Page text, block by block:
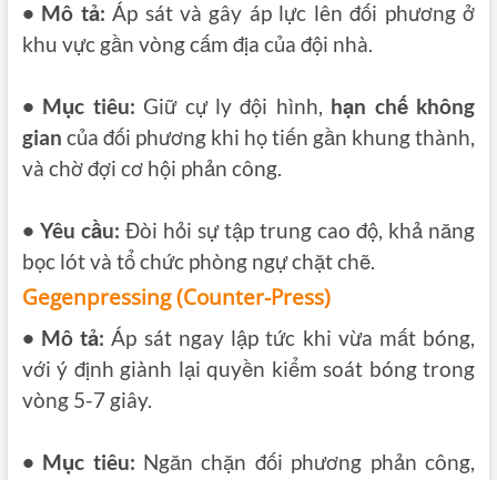
• Mô tả: Áp sát và gây áp lực lên đối phương ở
khu vực gần vòng cấm địa của đội nhà.
• Mục tiêu: Giữ cự ly đội hình, hạn chế không
gian của đối phương khi họ tiến gần khung thành,
và chờ đợi cơ hội phản công.
• Yêu cầu: Đòi hỏi sự tập trung cao độ, khả năng
bọc lót và tổ chức phòng ngự chặt chẽ.
Gegenpressing (Counter-Press)
• Mô tả: Áp sát ngay lập tức khi vừa mất bóng,
với ý định giành lại quyền kiểm soát bóng trong
vòng 5-7 giây.
• Mục tiêu: Ngăn chặn đối phương phản công,